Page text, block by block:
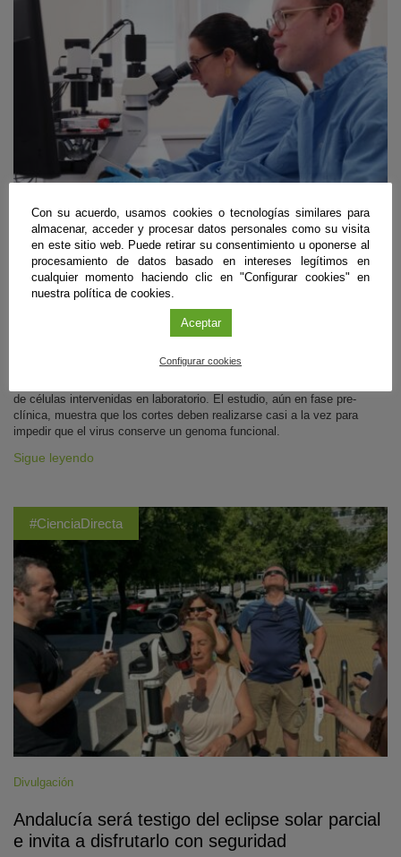
Biomedicina
Diseñan unas ‘tijeras moleculares’ que frenan
la infección del VIH en células de laboratorio
09 de agosto de 2026
y Biomedicina ‘López-Neyra’ (IPBLN-CSIC) ha empleado edición
de células intervenidas en laboratorio. El estudio, aún en fase pre-
clínica, muestra que los cortes deben realizarse casi a la vez para
impedir que el virus conserve un genoma funcional.
Sigue leyendo
#CienciaDirecta
Divulgación
Andalucía será testigo del eclipse solar parcial
e invita a disfrutarlo con seguridad
Con su acuerdo, usamos cookies o tecnologías similares para
almacenar, acceder y procesar datos personales como su visita
en este sitio web. Puede retirar su consentimiento u oponerse al
procesamiento de datos basado en intereses legítimos en
cualquier momento haciendo clic en "Configurar cookies" en
nuestra política de cookies.
Aceptar
Configurar cookies